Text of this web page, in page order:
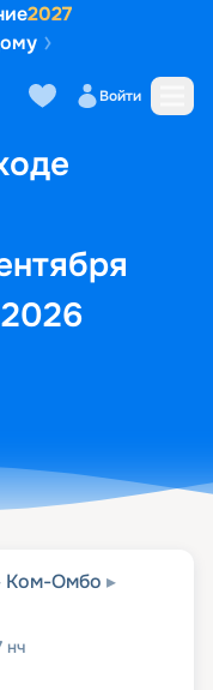
2027
Войти
Маршрут и
Ком-Омбо
нч